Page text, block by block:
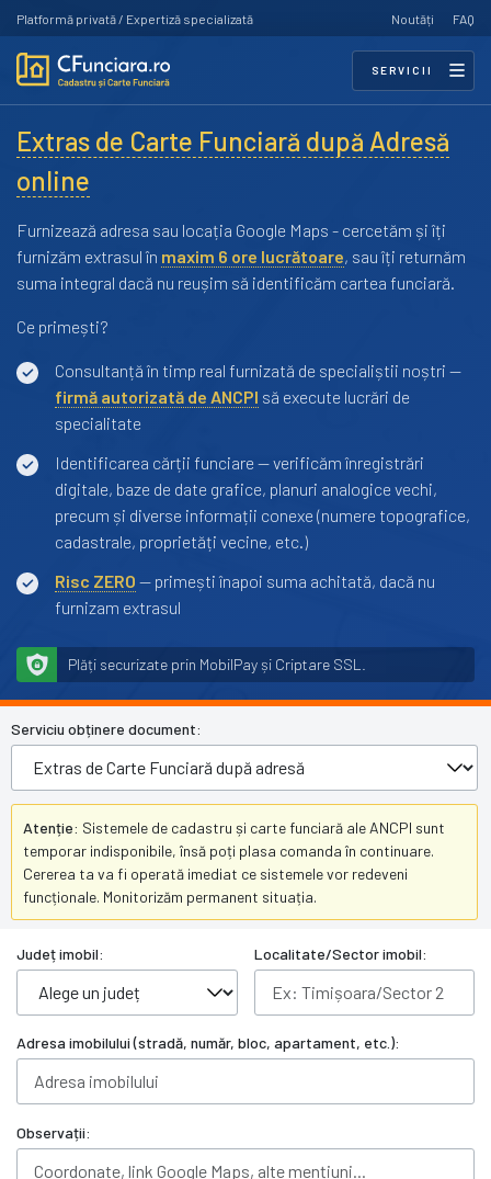
Platformă privată / Expertiză specializată Noutăți FAQ
SERVICII
Extras de Carte Funciară după Adresă
online
Furnizează adresa sau locația Google Maps - cercetăm și îți
furnizăm extrasul în maxim 6 ore lucrătoare, sau îți returnăm
suma integral dacă nu reușim să identificăm cartea funciară.
Ce primești?
Consultanță în timp real furnizată de specialiștii noștri —
firmă autorizată de ANCPI să execute lucrări de
specialitate
Identificarea cărții funciare — verificăm înregistrări
digitale, baze de date grafice, planuri analogice vechi,
precum și diverse informații conexe (numere topografice,
cadastrale, proprietăți vecine, etc.)
Risc ZERO — primești înapoi suma achitată, dacă nu
furnizam extrasul
Plăți securizate prin MobilPay și Criptare SSL.
Serviciu obținere document:
Atenție: Sistemele de cadastru și carte funciară ale ANCPI sunt
temporar indisponibile, însă poți plasa comanda în continuare.
Cererea ta va fi operată imediat ce sistemele vor redeveni
funcționale. Monitorizăm permanent situația.
Județ imobil: Localitate/Sector imobil:
Adresa imobilului (stradă, număr, bloc, apartament, etc.):
Observații: